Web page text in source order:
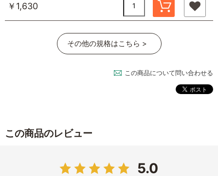
￥1,630
その他の規格はこちら >
この商品について問い合わせる
この商品のレビュー
5.0